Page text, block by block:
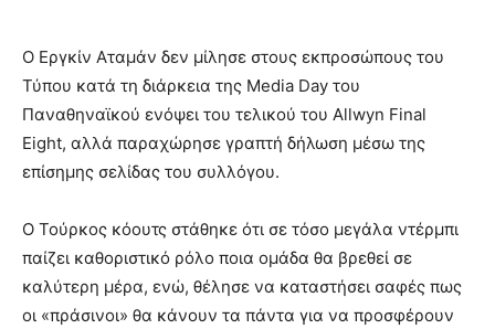
Ο Εργκίν Αταμάν δεν μίλησε στους εκπροσώπους του
Τύπου κατά τη διάρκεια της Media Day του
Παναθηναϊκού ενόψει του τελικού του Allwyn Final
Eight, αλλά παραχώρησε γραπτή δήλωση μέσω της
επίσημης σελίδας του συλλόγου.
Ο Τούρκος κόουτς στάθηκε ότι σε τόσο μεγάλα ντέρμπι
παίζει καθοριστικό ρόλο ποια ομάδα θα βρεθεί σε
καλύτερη μέρα, ενώ, θέλησε να καταστήσει σαφές πως
οι «πράσινοι» θα κάνουν τα πάντα για να προσφέρουν